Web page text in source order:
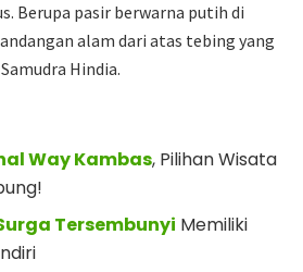
Berupa pasir berwarna putih di
alam dari atas tebing yang
Hindia.
Way Kambas, Pilihan Wisata
Tersembunyi Memiliki